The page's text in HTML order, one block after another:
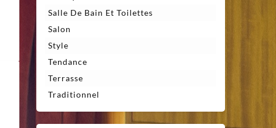
Salle De Bain Et Toilettes
Salon
Style
Tendance
Terrasse
Traditionnel